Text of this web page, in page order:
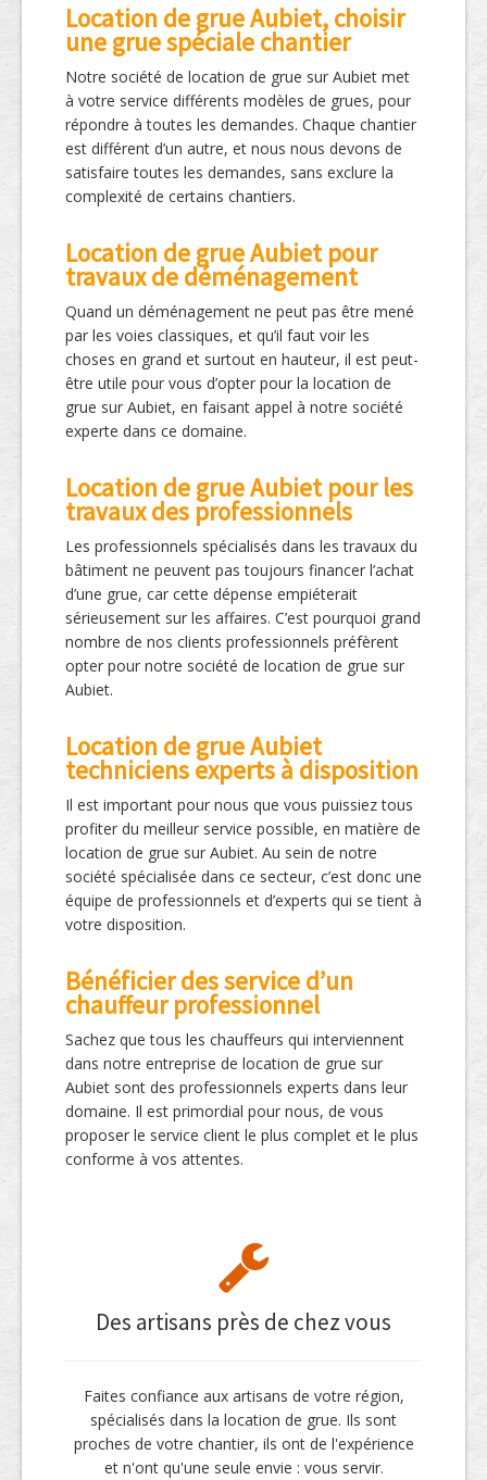
Location de grue Aubiet, choisir
une grue spéciale chantier
Notre société de location de grue sur Aubiet met
à votre service différents modèles de grues, pour
répondre à toutes les demandes. Chaque chantier
est différent d’un autre, et nous nous devons de
satisfaire toutes les demandes, sans exclure la
complexité de certains chantiers.
Location de grue Aubiet pour
travaux de déménagement
Quand un déménagement ne peut pas être mené
par les voies classiques, et qu’il faut voir les
choses en grand et surtout en hauteur, il est peut-
être utile pour vous d’opter pour la location de
grue sur Aubiet, en faisant appel à notre société
experte dans ce domaine.
Location de grue Aubiet pour les
travaux des professionnels
Les professionnels spécialisés dans les travaux du
bâtiment ne peuvent pas toujours financer l’achat
d’une grue, car cette dépense empiéterait
sérieusement sur les affaires. C’est pourquoi grand
nombre de nos clients professionnels préfèrent
opter pour notre société de location de grue sur
Aubiet.
Location de grue Aubiet
techniciens experts à disposition
Il est important pour nous que vous puissiez tous
profiter du meilleur service possible, en matière de
location de grue sur Aubiet. Au sein de notre
société spécialisée dans ce secteur, c’est donc une
équipe de professionnels et d’experts qui se tient à
votre disposition.
Bénéficier des service d’un
chauffeur professionnel
Sachez que tous les chauffeurs qui interviennent
dans notre entreprise de location de grue sur
Aubiet sont des professionnels experts dans leur
domaine. Il est primordial pour nous, de vous
proposer le service client le plus complet et le plus
conforme à vos attentes.
Des artisans près de chez vous
Faites confiance aux artisans de votre région,
spécialisés dans la location de grue. Ils sont
proches de votre chantier, ils ont de l'expérience
et n'ont qu'une seule envie : vous servir.